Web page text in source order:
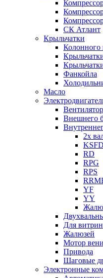
СК Атлант
Крыльчатки
Колонного
Фанкойла
Масло
Внешнего
2х
KSFD
RD
RPG
RPS
YF
YY
Для витрин
Жалюзей
Мотор
Привода
Шаговые
Электронные